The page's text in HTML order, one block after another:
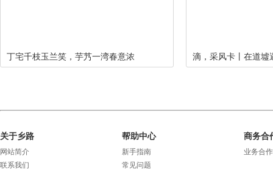
丁宅千枝玉兰笑，芋艿一湾春意浓 滴，采风卡丨在道墟
关于乡路
网站简介
联系我们
帮助中心
新手指南
常见问题
商务合
业务合作